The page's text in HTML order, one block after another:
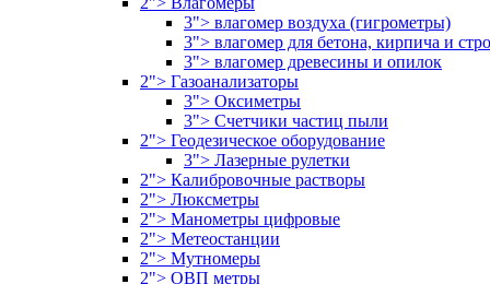
3"> влагомер воздуха (гигрометры)
3"> влагомер для бетона, кирпича и
3"> влагомер древесины и опилок
2"> Газоанализаторы
3"> Оксиметры
3"> Счетчики частиц пыли
2"> Геодезическое оборудование
3"> Лазерные рулетки
2"> Калибровочные растворы
2"> Люксметры
2"> Манометры цифровые
2"> Метеостанции
2"> Мутномеры
2"> ОВП метры